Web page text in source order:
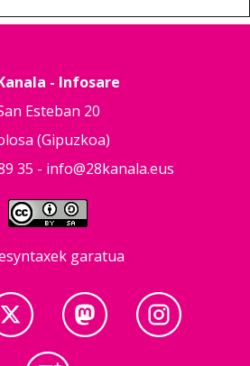
- Infosare
Esteban 20
(Gipuzkoa)
35 - info@28kanala.eus
garatua